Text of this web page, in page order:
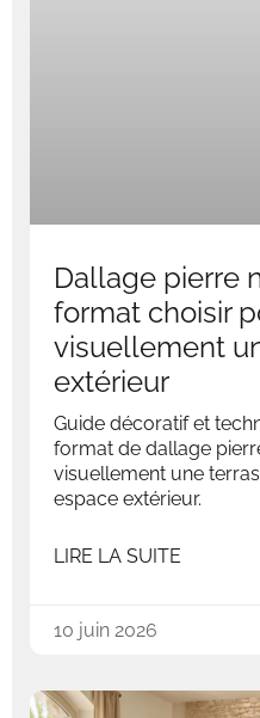
Dallage pierre
format choisir
visuellement
extérieur
Guide décoratif et
format de dallage
visuellement une
espace extérieur.
LIRE LA SUITE
10 juin 2026